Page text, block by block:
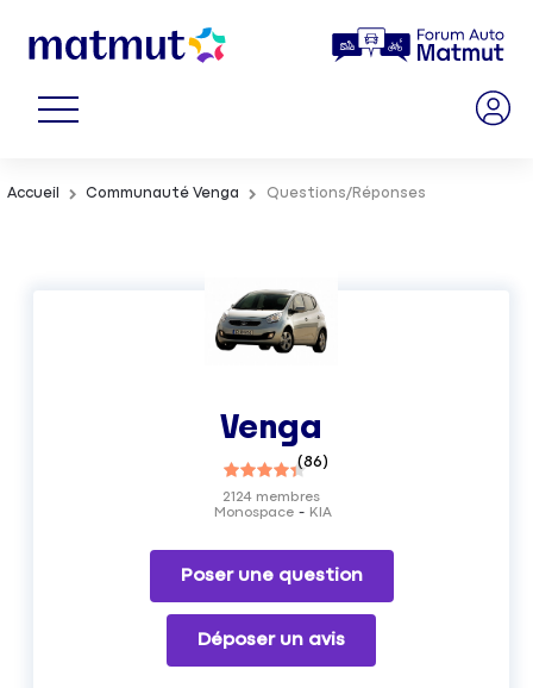
Accueil Communauté Venga Questions/Réponses
Venga
(86)
Monospace KIA
2124 membres
Poser une question
Déposer un avis